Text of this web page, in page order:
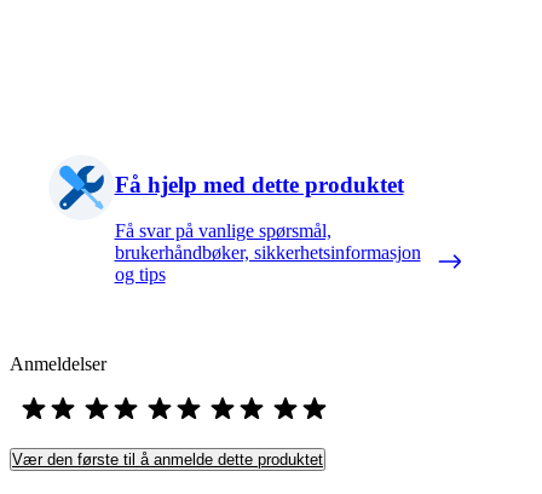
Få hjelp med dette produktet
Få svar på vanlige spørsmål,
brukerhåndbøker, sikkerhetsinformasjon
og tips
Anmeldelser
Vær den første til å anmelde dette produktet